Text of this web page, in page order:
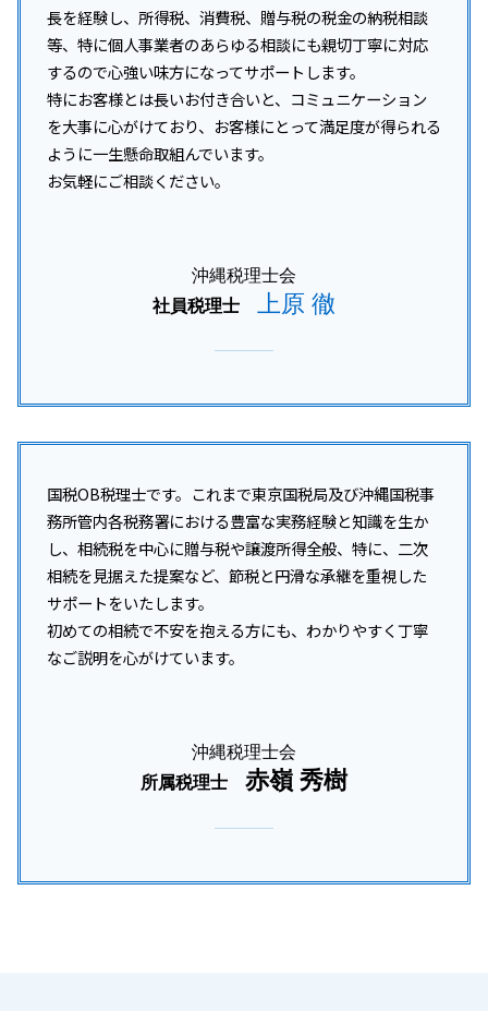
長を経験し、所得税、消費税、贈与税の税金の納税相談
等、特に個人事業者のあらゆる相談にも親切丁寧に対応
するので心強い味方になってサポートします。
特にお客様とは長いお付き合いと、コミュニケーション
を大事に心がけており、お客様にとって満足度が得られる
ように一生懸命取組んでいます。
お気軽にご相談ください。
沖縄税理士会
社員税理士
上原 徹
国税OB税理士です。これまで東京国税局及び沖縄国税事
務所管内各税務署における豊富な実務経験と知識を生か
し、相続税を中心に贈与税や譲渡所得全般、特に、二次
相続を見据えた提案など、節税と円滑な承継を重視した
サポートをいたします。
初めての相続で不安を抱える方にも、わかりやすく丁寧
なご説明を心がけています。
沖縄税理士会
所属税理士
赤嶺 秀樹